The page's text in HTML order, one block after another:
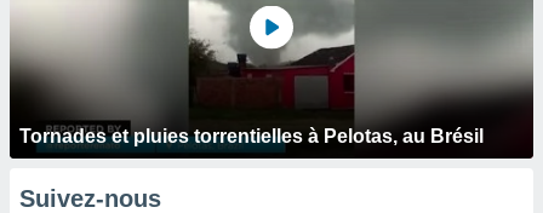
Tornades et pluies torrentielles à Pelotas, au Brésil
Suivez-nous